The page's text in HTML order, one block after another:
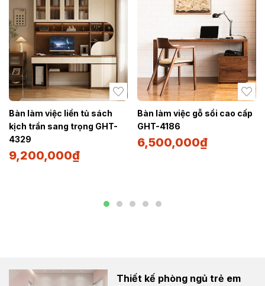
Bàn làm việc liền tủ sách
kịch trần sang trọng GHT-
4329
9,200,000₫
Bàn làm việc gỗ sồi cao cấp
GHT-4186
6,500,000₫
Thiết kế phòng ngủ trẻ em